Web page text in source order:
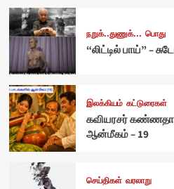
நறுக்..துணுக்... பொது
“லிட்டில் பாய்” –
இலக்கியம் கட்டுரைகள்
கவியரசர்
ஆன்மீகம் – 19
செய்திகள் வரலாறு